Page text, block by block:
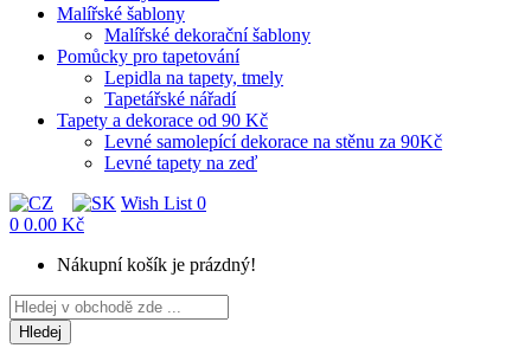
Malířské šablony
Malířské dekorační šablony
Pomůcky pro tapetování
Lepidla na tapety, tmely
Tapetářské nářadí
Tapety a dekorace od 90 Kč
Levné samolepící dekorace na stěnu za 90Kč
Levné tapety na zeď
Wish List 0
0 0.00 Kč
Nákupní košík je prázdný!
Hledej